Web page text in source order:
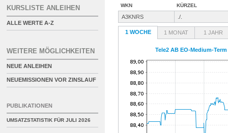
WKN KÜRZEL
A3KNRS ./.
1 WOCHE 1 MONAT 1 JAHR
Tele2 AB EO-Medium-
KURSLISTE ANLEIHEN
ALLE WERTE A-Z
WEITERE MÖGLICHKEITEN
NEUE ANLEIHEN
NEUEMISSIONEN VOR ZINSLAUF
PUBLIKATIONEN
UMSATZSTATISTIK FÜR JULI 2026